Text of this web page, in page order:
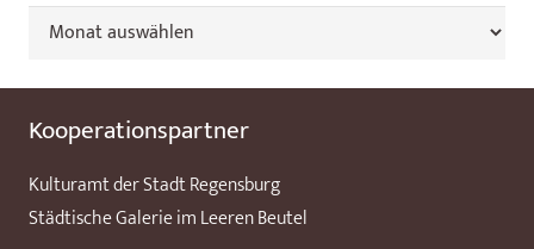
Archiv
Kooperationspartner
Kulturamt der Stadt Regensburg
Städtische Galerie im Leeren Beutel